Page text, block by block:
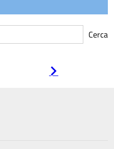
Cerca